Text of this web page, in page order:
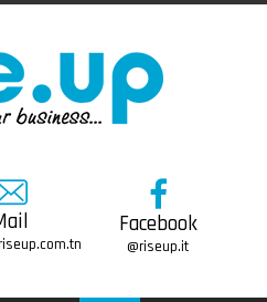
Facebook
@riseup.it